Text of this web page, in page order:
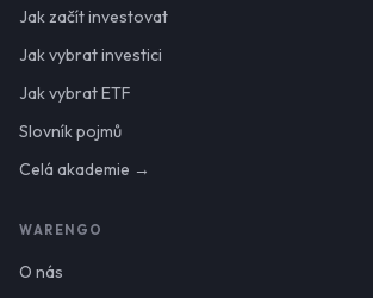
Jak začít investovat
Jak vybrat investici
Jak vybrat ETF
Slovník pojmů
Celá akademie →
WARENGO
O nás